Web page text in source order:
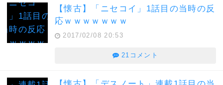
【懐古】「ニセコイ」1話目の当時の反
応ｗｗｗｗｗｗｗ
2017/02/08 20:53
21コメント